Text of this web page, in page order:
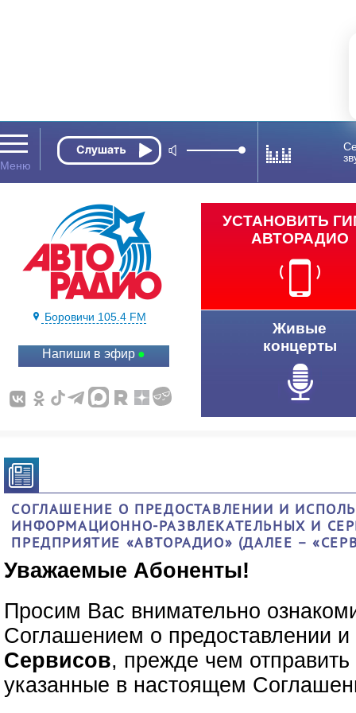
Боровичи 105.4 FM
Напиши в эфир
УСТАНОВИТЬ
АВТОРАДИО
Живые
концерты
СОГЛАШЕНИЕ О ПРЕДОСТАВЛЕНИИ И
ИНФОРМАЦИОННО-РАЗВЛЕКАТЕЛЬНЫХ И
ПРЕДПРИЯТИЕ «АВТОРАДИО» (ДАЛЕЕ –
Уважаемые Абоненты!
Просим Вас внимательно
Соглашением о предоставлении и
Сервисов, прежде чем
указанные в настоящем